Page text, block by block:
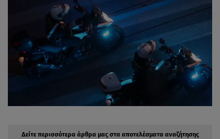
Δείτε περισσότερα άρθρα μας στα αποτελέσματα αναζήτησης